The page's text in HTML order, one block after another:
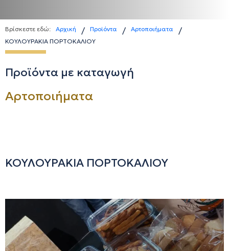
Βρίσκεστε εδώ: Αρχική / Προϊόντα / Αρτοποιήματα /
ΚΟΥΛΟΥΡΑΚΙΑ ΠΟΡΤΟΚΑΛΙΟΥ
Προϊόντα με καταγωγή
Αρτοποιήματα
ΚΟΥΛΟΥΡΑΚΙΑ ΠΟΡΤΟΚΑΛΙΟΥ